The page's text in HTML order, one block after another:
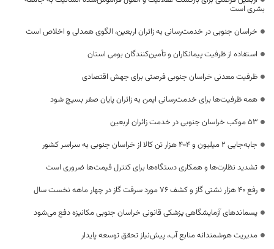
بشری است
خراسان جنوبی در خدمت‌رسانی به زائران اربعین، الگوی همدلی و اخلاص است
استفاده از ظرفیت پیمانکاران و تأمین‌کنندگان بومی استان
ظرفیت معدنی خراسان جنوبی فرصتی برای جهش اقتصادی
همه ظرفیت‌ها برای خدمت‌رسانی ایمن به زائران پایان صفر بسیج شود
53 موکب خراسان جنوبی در خدمت زائران اربعین
جابه‌جایی 2 میلیون و 404 هزار تن کالا از خراسان جنوبی به سراسر کشور
تشدید نظارت‌ها و همکاری دستگاه‌ها برای کنترل قیمت‌ها ضروری است
رفع 40 هزار نشتی گاز و کشف 76 مورد سرقت گاز در چهار ماهه نخست سال
پسماندهای آزمایشگاهی پزشکی قانونی خراسان جنوبی مکانیزه دفع می‌شود
مدیریت هوشمندانه منابع آب، پیش‌نیاز تحقق توسعه پایدار